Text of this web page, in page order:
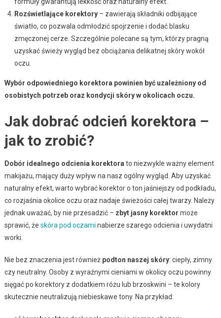
Rozświetlające korektory– zawierają składniki odbijające
światło, co pozwala odmłodzić spojrzenie i dodać blasku
zmęczonej cerze. Szczególnie polecane są tym, którzy pragną
uzyskać świeży wygląd bez obciążania delikatnej skóry wokół
oczu.
Wybór odpowiedniego korektora powinien być uzależniony od
osobistych potrzeb oraz kondycji skóry w okolicach oczu.
Jak dobrać odcień korektora –
jak to zrobić?
Dobór idealnego odcienia korektora to niezwykle ważny element
makijażu, mający duży wpływ na nasz ogólny wygląd. Aby uzyskać
naturalny efekt, warto wybrać korektor o ton jaśniejszy od podkładu,
co rozjaśnia okolice oczu oraz nadaje świeżości całej twarzy. Należy
jednak uważać, by nie przesadzić – zbyt jasny korektor może
sprawić, że skóra pod oczami nabierze szarego odcienia i uwydatni
worki.
Nie bez znaczenia jest również podton naszej skóry: ciepły, zimny
czy neutralny. Osoby z wyraźnymi cieniami w okolicy oczu powinny
sięgać po korektory z dodatkiem różu lub brzoskwini – te kolory
skutecznie neutralizują niebieskawe tony. Na przykład: